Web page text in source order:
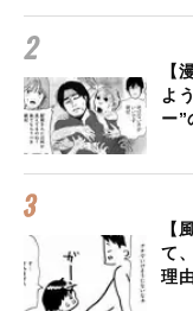
【
よ
ー”
【
て
理